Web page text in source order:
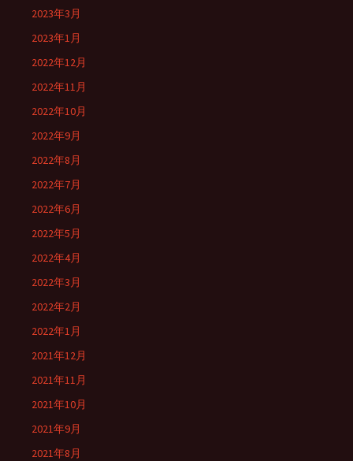
2023年3月
2023年1月
2022年12月
2022年11月
2022年10月
2022年9月
2022年8月
2022年7月
2022年6月
2022年5月
2022年4月
2022年3月
2022年2月
2022年1月
2021年12月
2021年11月
2021年10月
2021年9月
2021年8月